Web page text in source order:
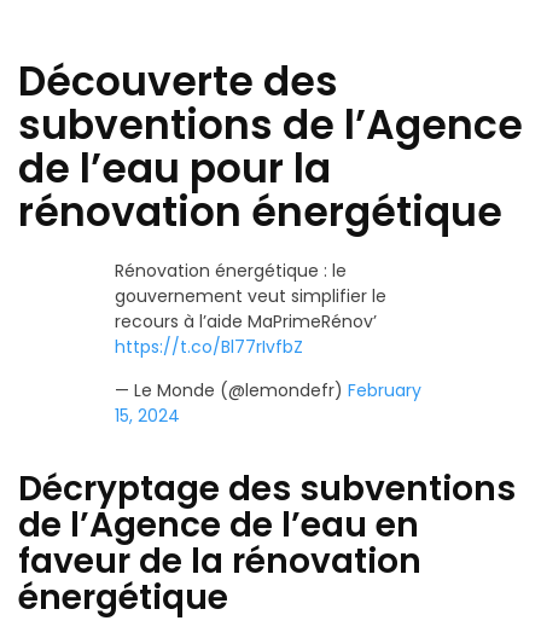
Découverte des
subventions de l’Agence
de l’eau pour la
rénovation énergétique
Rénovation énergétique : le
gouvernement veut simplifier le
recours à l’aide MaPrimeRénov’
https://t.co/Bl77rIvfbZ
— Le Monde (@lemondefr) February
15, 2024
Décryptage des subventions
de l’Agence de l’eau en
faveur de la rénovation
énergétique